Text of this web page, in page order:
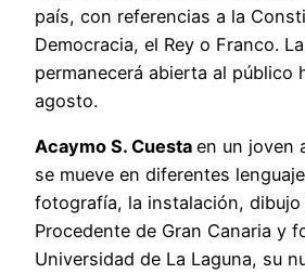
país, con referencias a la
Democracia, el Rey o Franco.
permanecerá abierta al público
agosto.
Acaymo S. Cuesta en un joven
se mueve en diferentes
fotografía, la instalación, dibujo
Procedente de Gran Canaria y
Universidad de La Laguna, su